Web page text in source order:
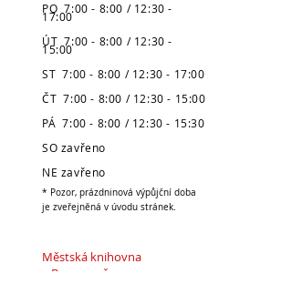
PO 7:00 - 8:00 / 12:30 -
17:00
ÚT 7:00 - 8:00 / 12:30 -
15:00
ST 7:00 - 8:00 / 12:30 - 17:00
ČT 7:00 - 8:00 / 12:30 - 15:00
PÁ 7:00 - 8:00 / 12:30 - 15:30
SO zavřeno
NE zavřeno
* Pozor, prázdninová výpůjční doba
je zveřejněná v úvodu stránek.
Městská knihovna
v Broumově